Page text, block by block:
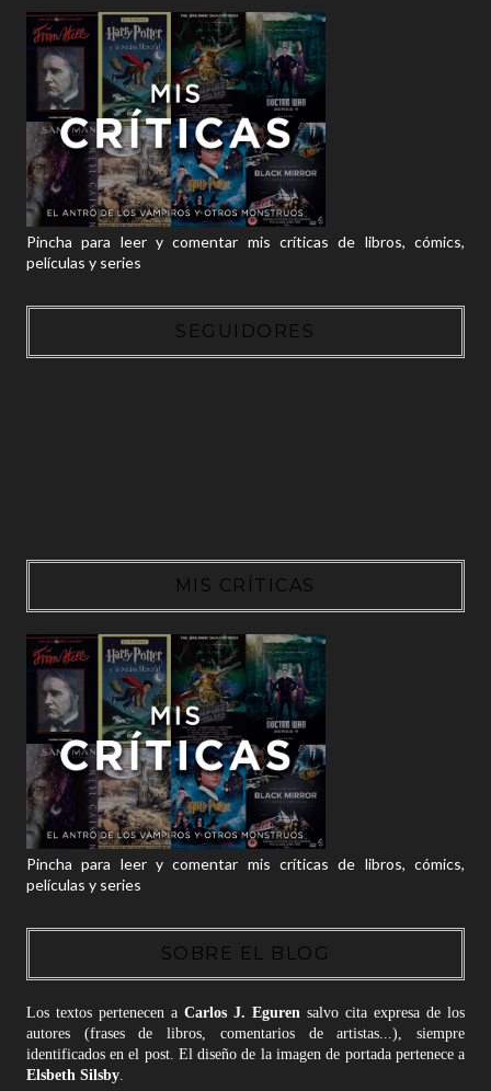
Pincha para leer y comentar mis críticas de libros, cómics,
películas y series
SEGUIDORES
MIS CRÍTICAS
Pincha para leer y comentar mis críticas de libros, cómics,
películas y series
SOBRE EL BLOG
Los textos pertenecen a Carlos J. Egurensalvo cita expresa de los
autores (frases de libros, comentarios de artistas...), siempre
identificados en el post. El diseño de la imagen de portada pertenece a
Elsbeth Silsby.